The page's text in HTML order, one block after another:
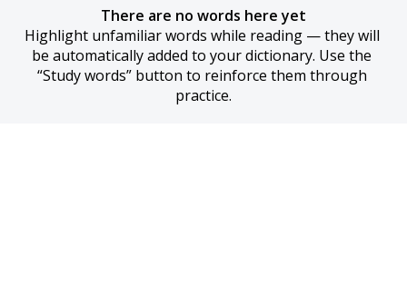
There are no words here yet
Highlight unfamiliar words while reading — they will
be automatically added to your dictionary. Use the
“Study words” button to reinforce them through
practice.